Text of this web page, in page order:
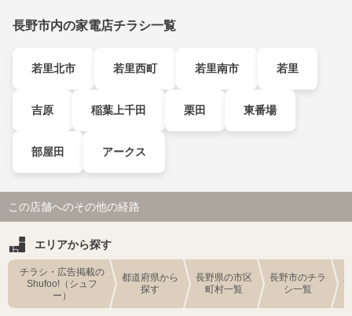
長野市内の家電店チラシ一覧
若里北市 若里西町 若里南市 若里
吉原 稲葉上千田 栗田 東番場
部屋田 アークス
この店舗へのその他の経路
エリアから探す
チラシ・広告掲載の
Shufoo!（シュフ
ー）
都道府県から
探す
長野県の市区
町村一覧
長野市のチラ
シ一覧